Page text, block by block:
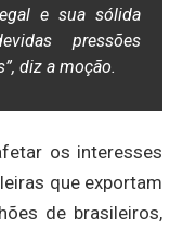
e sua sólida
pressões
diz a moção.
os interesses
que exportam
de brasileiros,